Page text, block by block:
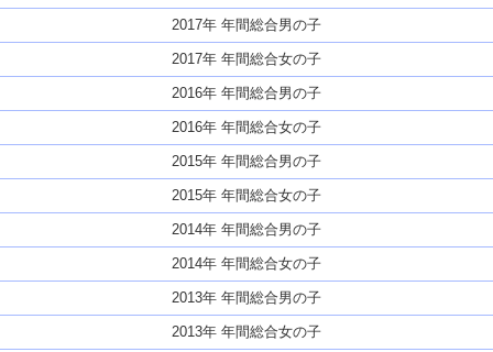
2017年 年間総合男の子
2017年 年間総合女の子
2016年 年間総合男の子
2016年 年間総合女の子
2015年 年間総合男の子
2015年 年間総合女の子
2014年 年間総合男の子
2014年 年間総合女の子
2013年 年間総合男の子
2013年 年間総合女の子